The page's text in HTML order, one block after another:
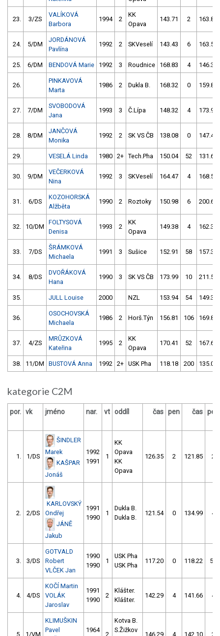
23. 3/ZS
VALÍKOVÁ
Barbora
1994 2
KK
Opava
143.71 2 163.82
24. 5/DM
JORDÁNOVÁ
Pavlína
1992 2 SKVeselí 143.43 6 163.51
25. 6/DM BENDOVÁ Marie 1992 3 Roudnice 168.83 4 146.36
26.
PINKAVOVÁ
Marta
1986 2 Dukla B. 168.32 0 159.85
27. 7/DM
SVOBODOVÁ
Jana
1993 3 Č.Lípa 148.32 4 173.90
28. 8/DM
JANČOVÁ
Monika
1992 2 SK VS ČB 138.08 0 147.43
29. VESELÁ Linda 1980 2+ Tech.Pha 150.04 52 131.69
30. 9/DM
VEČERKOVÁ
Nina
1992 3 SKVeselí 164.47 4 168.54
31. 6/DS
KOZOHORSKÁ
Alžběta
1990 2 Roztoky 150.98 6 200.62
32. 10/DM
FOLTYSOVÁ
Denisa
1993 2
KK
Opava
149.38 4 162.36
33. 7/DS
ŠRÁMKOVÁ
Michaela
1991 3 Sušice 152.91 58 157.37
34. 8/DS
DVOŘÁKOVÁ
Hana
1990 3 SK VS ČB 173.99 10 211.57
35. JULL Louise 2000 NZL 153.94 54 149.31
36.
OSOCHOVSKÁ
Michaela
1986 2 Horš.Týn 156.81 106 169.85
37. 4/ZS
MRŮZKOVÁ
Kateřina
1995 2
KK
Opava
170.41 52 167.66
38. 11/DM BUSTOVÁ Anna 1992 2+ USK Pha 118.18 200 135.00
kategorie C2M
por. vk jméno nar. vt oddíl čas pen čas pen
1. 1/DS
ŠINDLER
Marek
KAŠPAR
Jonáš
1992
1991
1
KK
Opava
KK
Opava
126.35 2 121.85 2
2. 2/DS
KARLOVSKÝ
Ondřej
JÁNĚ
Jakub
1991
1990
1
Dukla B.
Dukla B.
121.54 0 134.99 4
3. 3/DS
GOTVALD
Robert
VLČEK Jan
1990
1990
1
USK Pha
USK Pha
117.20 0 118.22 50
4. 4/DS
KOČÍ Martin
VOLÁK
Jaroslav
1991
1990
2
Klášter.
Klášter.
142.29 4 141.66 4
5. 1/VM
KLIMUŠKIN
Pavel
1964
2
Kotva B.
S.Žižkov
146.29 4 142.10 2